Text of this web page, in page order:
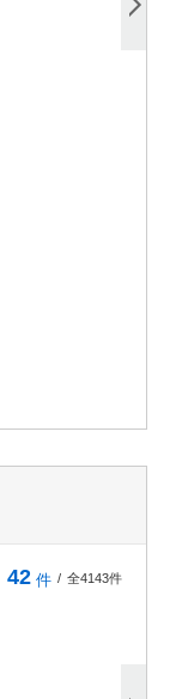
42 件 / 全4143件